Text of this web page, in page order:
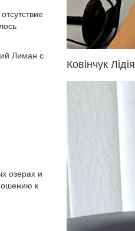
Лиман с
озерах и
к
Ковінчук Лідія